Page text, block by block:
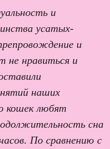
и
усатых-
и
не нравиться и
наших
кошек любят
сна
По сравнению с